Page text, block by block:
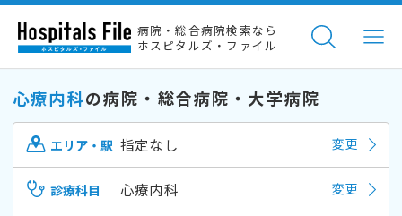
病院・総合病院検索なら
ホスピタルズ・ファイル
心療内科の病院・総合病院・大学病院
エリア・駅 指定なし 変更
診療科目 心療内科 変更